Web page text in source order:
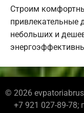
Строим
привлекательные
небольших и
© 2026
+7 921 027-89-78;